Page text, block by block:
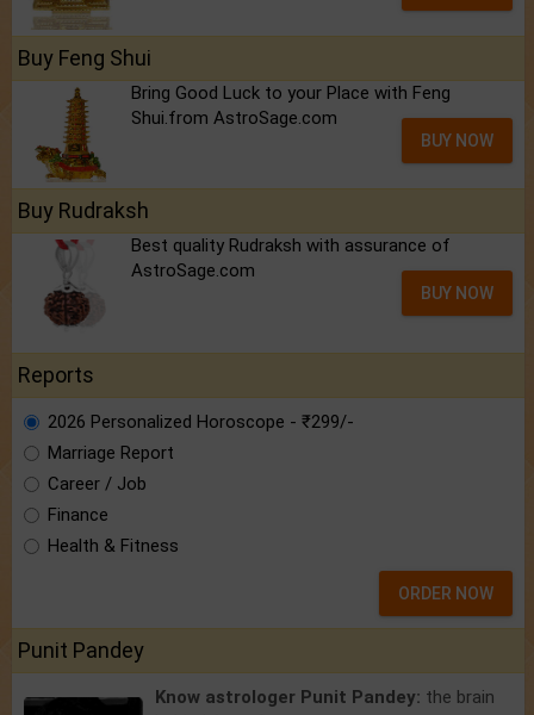
Buy Feng Shui
Bring Good Luck to your Place with Feng
Shui.from AstroSage.com
BUY NOW
Buy Rudraksh
Best quality Rudraksh with assurance of
AstroSage.com
BUY NOW
Reports
2026 Personalized Horoscope - ₹299/-
Marriage Report
Career / Job
Finance
Health & Fitness
ORDER NOW
Punit Pandey
Know astrologer Punit Pandey: the brain